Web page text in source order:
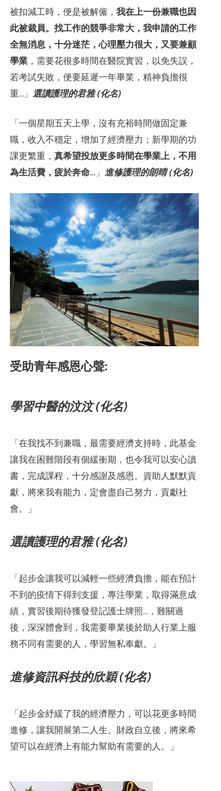
被扣減工時，便是被解僱， 我在上一份兼職也因
此被裁員。找工作的競爭非常大，我申請的工作
全無消息，十分迷茫，心理壓力很大，又要兼顧
學業 ，需要花很多時間在醫院實習，以免失誤，
若考試失敗，便要延遲一年畢業，精神負擔很
重…」 選讀護理的君雅 (化名)
「一個星期五天上學，沒有充裕時間做固定兼
職，收入不穩定，增加了經濟壓力；新學期的功
課更繁重， 真希望投放更多時間在學業上，不用
為生活費，疲於奔命… 」 進修護理的朗晴 (化名)
受助青年感恩心聲:
學習中醫的汶汶 (化名)
「在我找不到兼職，最需要經濟支持時，此基金
讓我在困難階段有個緩衝期，也令我可以安心讀
書，完成課程，十分感謝及感恩。資助人默默貢
獻，將來我有能力，定會盡自己努力，貢獻社
會。」
選讀護理的君雅 (化名)
「起步金讓我可以減輕一些經濟負擔，能在預計
不到的疫情下得到支援，專注學業，取得滿意成
績，實習後期待獲發登記護士牌照…，難關過
後，深深體會到，我需要畢業後於助人行業上服
務不同有需要的人，學習無私奉獻。」
進修資訊科技的欣穎 (化名)
「起步金紓緩了我的經濟壓力，可以花更多時間
進修，讓我開展第二人生。財政自立後，將來希
望可以在經濟上有能力幫助有需要的人。」